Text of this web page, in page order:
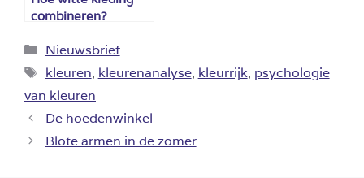
combineren?
Categorieën
Nieuwsbrief
Tags
kleuren, kleurenanalyse, kleurrijk, psychologie
van kleuren
De hoedenwinkel
Blote armen in de zomer